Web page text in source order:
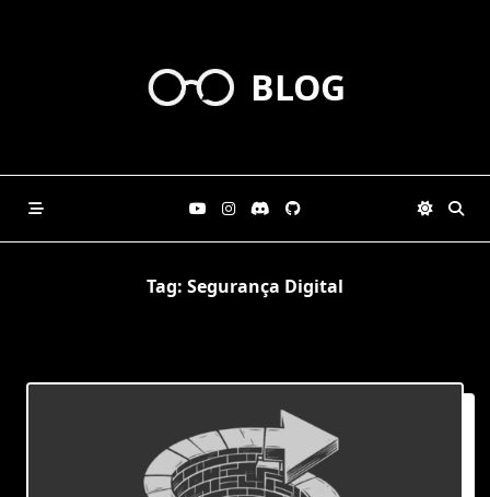
BLOG
Tag: Segurança Digital